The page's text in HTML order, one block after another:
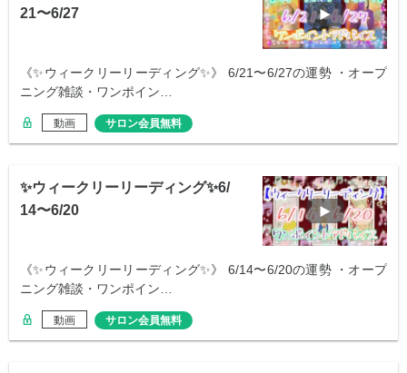
21〜6/27
《✨ウィークリーリーディング✨》 6/21〜6/27の運勢 ・オープ
ニング雑談・ワンポイン…
動画 サロン会員無料
✨ウィークリーリーディング✨6/
14〜6/20
《✨ウィークリーリーディング✨》 6/14〜6/20の運勢 ・オープ
ニング雑談・ワンポイン…
動画 サロン会員無料